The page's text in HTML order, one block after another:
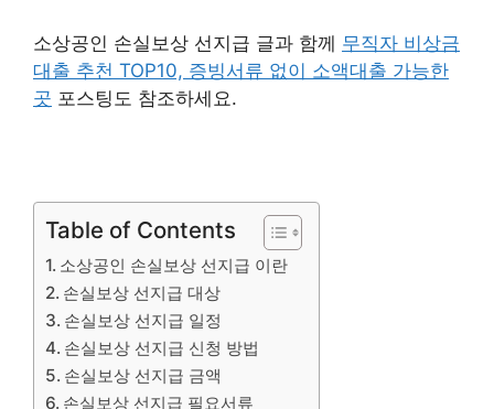
소상공인 손실보상 선지급 글과 함께 무직자 비상금
대출 추천 TOP10, 증빙서류 없이 소액대출 가능한
곳 포스팅도 참조하세요.
Table of Contents
소상공인 손실보상 선지급 이란
손실보상 선지급 대상
손실보상 선지급 일정
손실보상 선지급 신청 방법
손실보상 선지급 금액
손실보상 선지급 필요서류